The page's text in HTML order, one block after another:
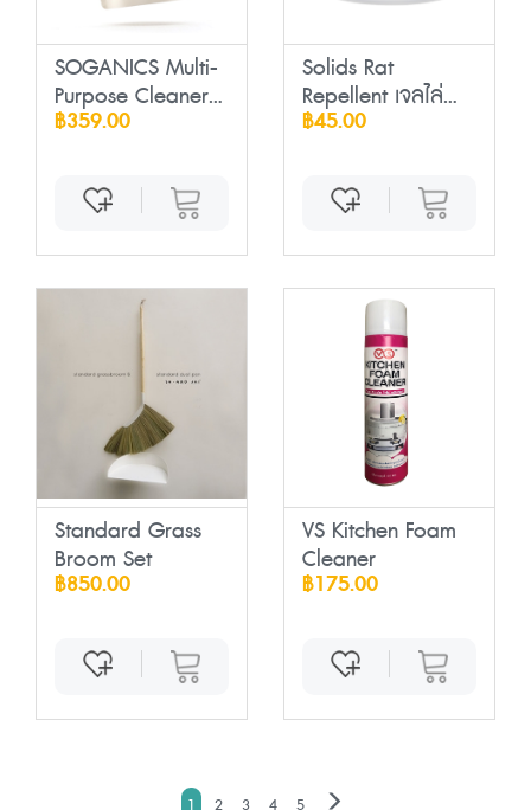
SOGANICS Multi-
Purpose Cleaner...
฿359.00
Solids Rat
Repellent เจลไล่
หนู...
฿45.00
Standard Grass
Broom Set
฿850.00
VS Kitchen Foam
Cleaner
฿175.00